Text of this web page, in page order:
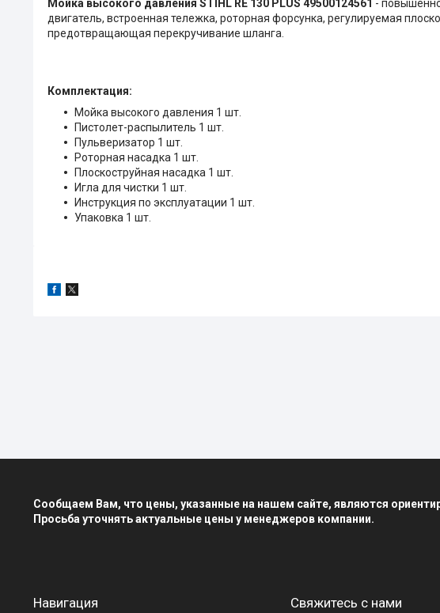
Мойка высокого давления STIHL RE 130 PLUS 49500124561 -
двигатель, встроенная тележка, роторная форсунка, регулируемая
предотвращающая перекручивание шланга.
Комплектация:
Мойка высокого давления 1 шт.
Пистолет-распылитель 1 шт.
Пульверизатор 1 шт.
Роторная насадка 1 шт.
Плоскоструйная насадка 1 шт.
Игла для чистки 1 шт.
Инструкция по эксплуатации 1 шт.
Упаковка 1 шт.
Сообщаем Вам, что цены, указанные на нашем сайте, являются
Просьба уточнять актуальные цены у менеджеров компании.
Навигация Свяжитесь с нами